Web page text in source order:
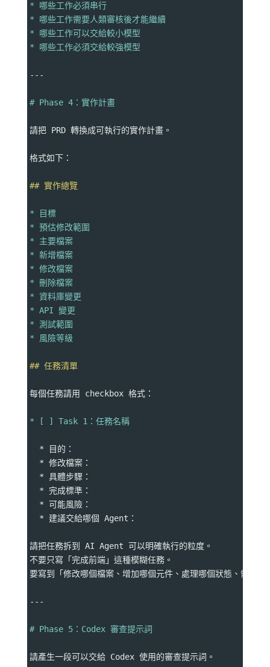
* 哪些工作必須串行
* 哪些工作需要人類審核後才能繼續
* 哪些工作可以交給較小模型
* 哪些工作必須交給較強模型
---
# Phase 4：實作計畫
請把 PRD 轉換成可執行的實作計畫。
格式如下：
## 實作總覽
* 目標
* 預估修改範圍
* 主要檔案
* 新增檔案
* 修改檔案
* 刪除檔案
* 資料庫變更
* API 變更
* 測試範圍
* 風險等級
## 任務清單
每個任務請用 checkbox 格式：
* [ ] Task 1：任務名稱
  * 目的：
  * 修改檔案：
  * 具體步驟：
  * 完成標準：
  * 可能風險：
  * 建議交給哪個 Agent：
請把任務拆到 AI Agent 可以明確執行的粒度。
不要只寫「完成前端」這種模糊任務。
要寫到「修改哪個檔案、增加哪個元件、處理哪個狀態、需要哪
---
# Phase 5：Codex 審查提示詞
請產生一段可以交給 Codex 使用的審查提示詞。